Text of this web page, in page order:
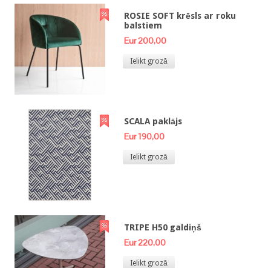
ROSIE SOFT krēsls ar roku
balstiem
Eur 200,00
Ielikt grozā
SCALA paklājs
Eur 190,00
Ielikt grozā
TRIPE H50 galdiņš
Eur 220,00
Ielikt grozā